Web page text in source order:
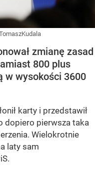
zmianę zasad
800 plus
w wysokości 3600
karty i przedstawił
dopiero pierwsza taka
Wielokrotnie
laty sam